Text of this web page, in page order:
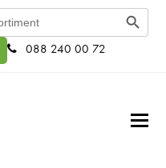
Search Button
088 240 00 72